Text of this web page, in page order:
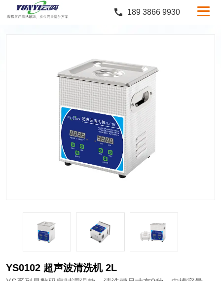
产品中心
189 3866 9930
YS0102 超声波清洗机 2L